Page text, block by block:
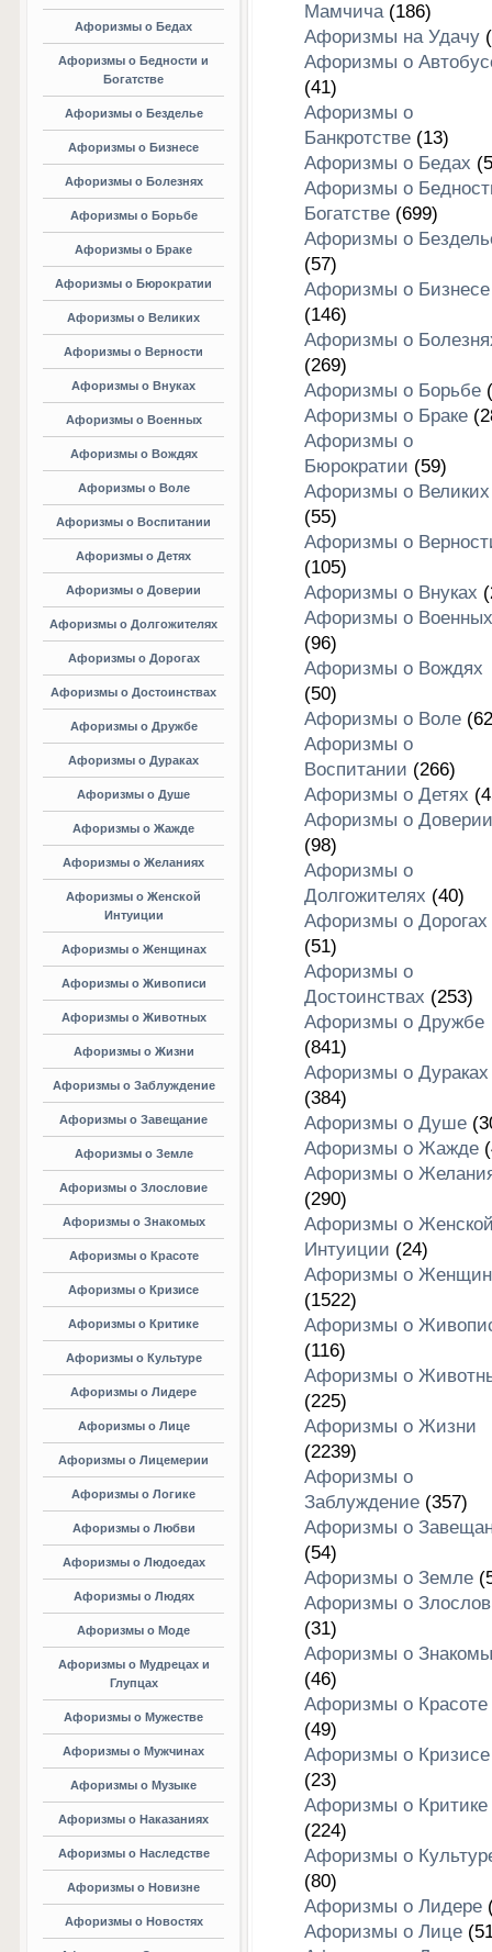
Афоризмы о Бедах
Афоризмы о Бедности и
Богатстве
Афоризмы о Безделье
Афоризмы о Бизнесе
Афоризмы о Болезнях
Афоризмы о Борьбе
Афоризмы о Браке
Афоризмы о Бюрократии
Афоризмы о Великих
Афоризмы о Верности
Афоризмы о Внуках
Афоризмы о Военных
Афоризмы о Вождях
Афоризмы о Воле
Афоризмы о Воспитании
Афоризмы о Детях
Афоризмы о Доверии
Афоризмы о Долгожителях
Афоризмы о Дорогах
Афоризмы о Достоинствах
Афоризмы о Дружбе
Афоризмы о Дураках
Афоризмы о Душе
Афоризмы о Жажде
Афоризмы о Желаниях
Афоризмы о Женской
Интуиции
Афоризмы о Женщинах
Афоризмы о Живописи
Афоризмы о Животных
Афоризмы о Жизни
Афоризмы о Заблуждение
Афоризмы о Завещание
Афоризмы о Земле
Афоризмы о Злословие
Афоризмы о Знакомых
Афоризмы о Красоте
Афоризмы о Кризисе
Афоризмы о Критике
Афоризмы о Культуре
Афоризмы о Лидере
Афоризмы о Лице
Афоризмы о Лицемерии
Афоризмы о Логике
Афоризмы о Любви
Афоризмы о Людоедах
Афоризмы о Людях
Афоризмы о Моде
Афоризмы о Мудрецах и
Глупцах
Афоризмы о Мужестве
Афоризмы о Мужчинах
Афоризмы о Музыке
Афоризмы о Наказаниях
Афоризмы о Наследстве
Афоризмы о Новизне
Афоризмы о Новостях
Мамчича(186)
Афоризмы на Удачу
Афоризмы о
(41)
Афоризмы о
Банкротстве(13)
Афоризмы о Бедах
Афоризмы о
Богатстве(699)
Афоризмы о
(57)
Афоризмы о Бизнесе
(146)
Афоризмы о
(269)
Афоризмы о Борьбе
Афоризмы о Браке
Афоризмы о
Бюрократии (59)
Афоризмы о Великих
(55)
Афоризмы о
(105)
Афоризмы о Внуках
Афоризмы о Военных
(96)
Афоризмы о Вождях
(50)
Афоризмы о Воле
Афоризмы о
Воспитании (266)
Афоризмы о Детях
Афоризмы о Доверии
(98)
Афоризмы о
Долгожителях (40)
Афоризмы о Дорогах
(51)
Афоризмы о
Достоинствах (253)
Афоризмы о Дружбе
(841)
Афоризмы о Дураках
(384)
Афоризмы о Душе
Афоризмы о Жажде
Афоризмы о
(290)
Афоризмы о
Интуиции (24)
Афоризмы о
(1522)
Афоризмы о
(116)
Афоризмы о
(225)
Афоризмы о Жизни
(2239)
Афоризмы о
Заблуждение(357)
Афоризмы о
(54)
Афоризмы о Земле
Афоризмы о
(31)
Афоризмы о
(46)
Афоризмы о Красоте
(49)
Афоризмы о Кризисе
(23)
Афоризмы о Критике
(224)
Афоризмы о
(80)
Афоризмы о Лидере
Афоризмы о Лице